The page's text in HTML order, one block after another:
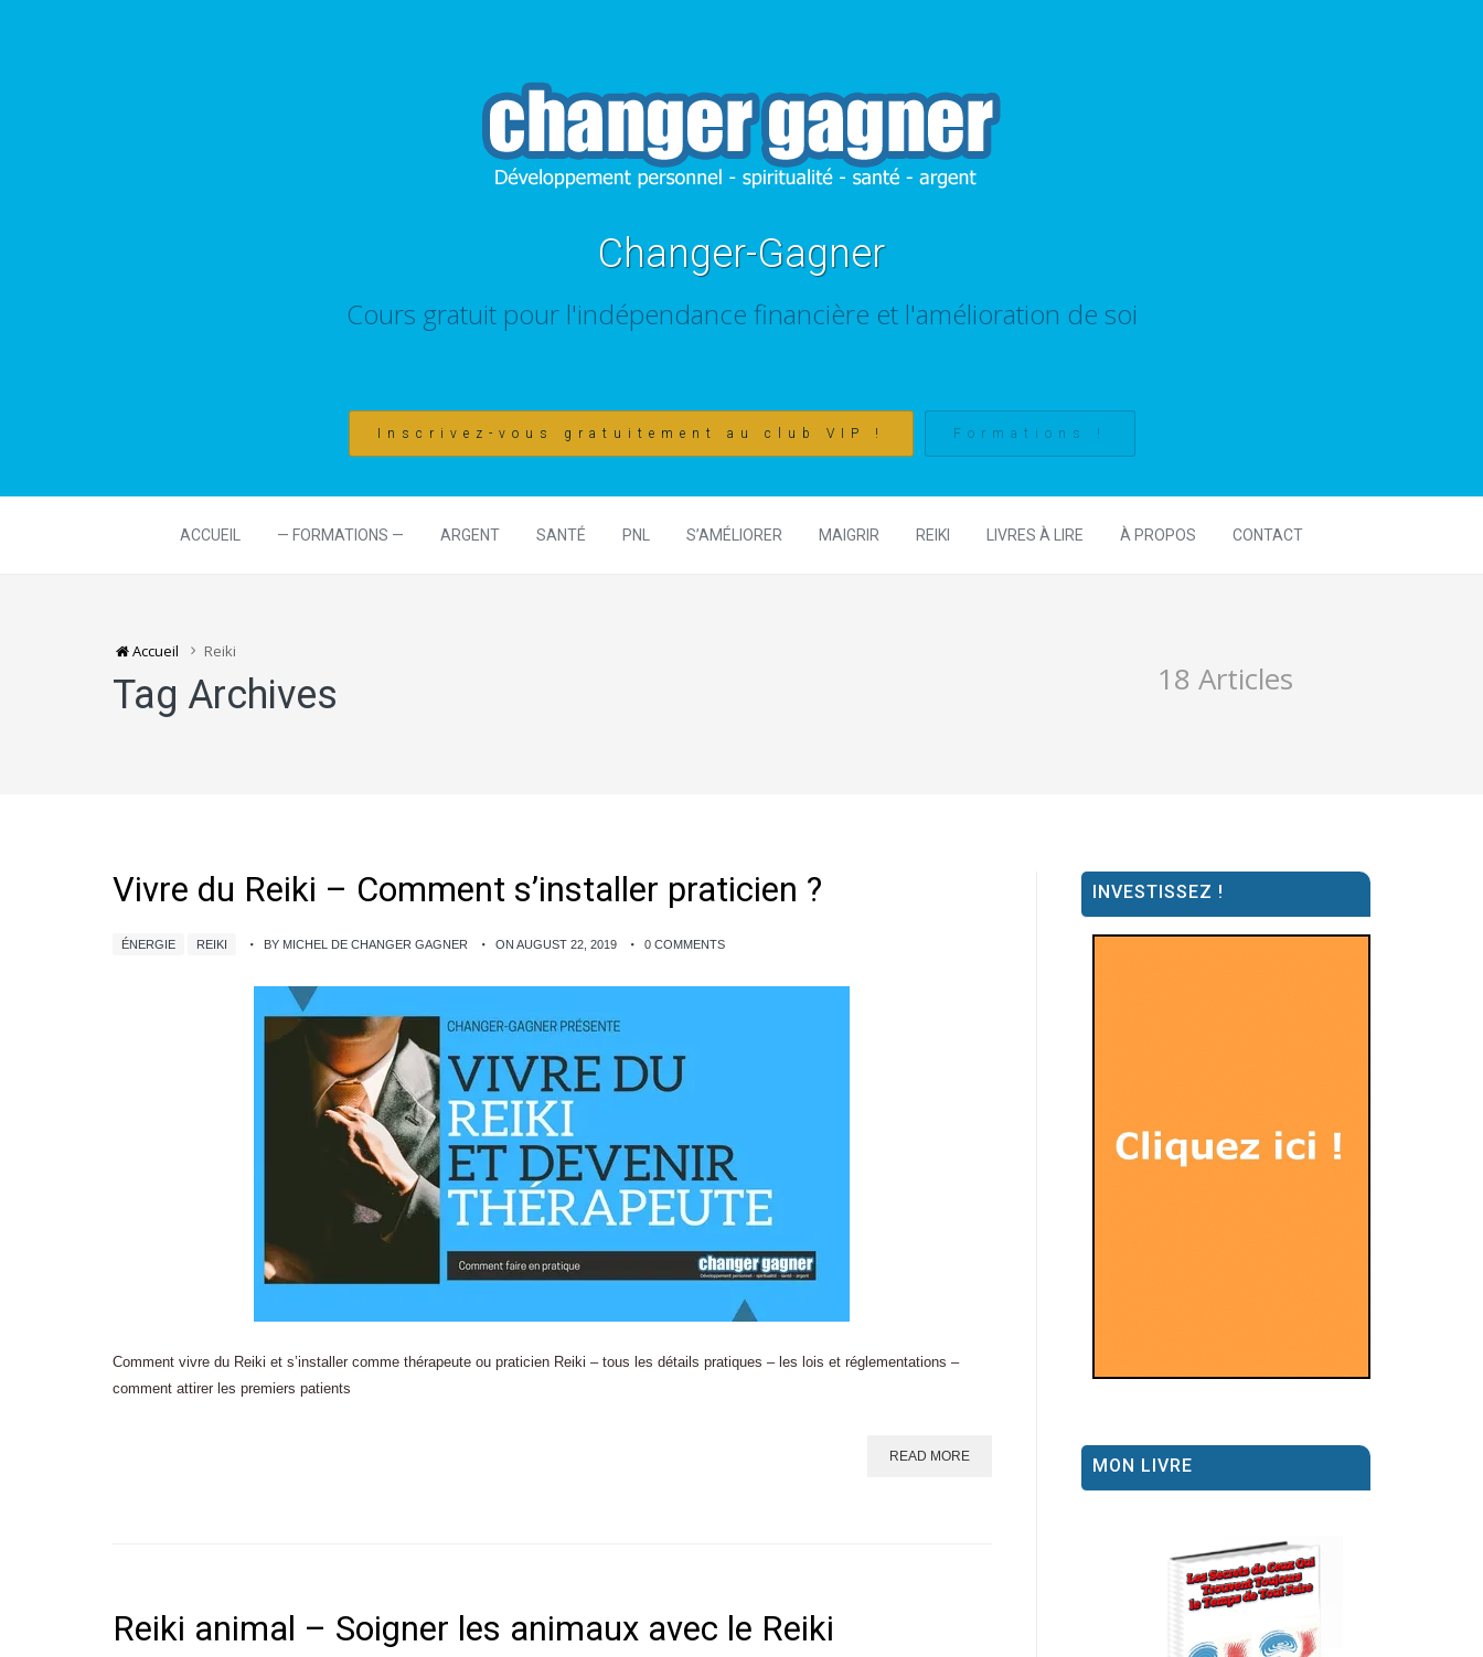
Changer-Gagner
Cours gratuit pour l'indépendance financière et l'amélioration de soi
Inscrivez-vous gratuitement au club VIP ! Formations !
ACCUEIL — FORMATIONS — ARGENT SANTÉ PNL S’AMÉLIORER MAIGRIR REIKI LIVRES À LIRE À PROPOS CONTACT
Accueil Reiki
Tag Archives 18 Articles
Vivre du Reiki – Comment s’installer praticien ?
ÉNERGIE REIKI BY MICHEL DE CHANGER GAGNER ON AUGUST 22, 2019 0 COMMENTS
Comment vivre du Reiki et s’installer comme thérapeute ou praticien Reiki – tous les détails pratiques – les lois et réglementations –
comment attirer les premiers patients
READ MORE
Reiki animal – Soigner les animaux avec le Reiki
INVESTISSEZ !
MON LIVRE